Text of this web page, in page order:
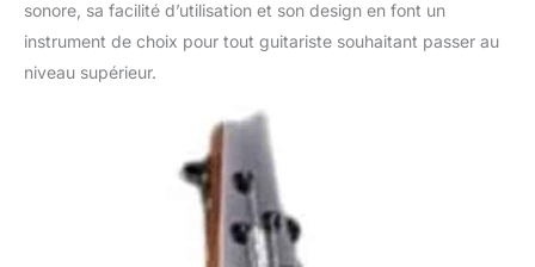
sonore, sa facilité d’utilisation et son design en font un
instrument de choix pour tout guitariste souhaitant passer au
niveau supérieur.